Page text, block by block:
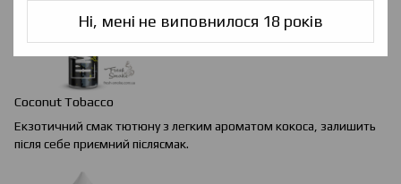
Ні, мені не виповнилося 18 років
Coconut Tobacco
Екзотичний смак тютюну з легким ароматом кокоса, залишить
після себе приємний післясмак.